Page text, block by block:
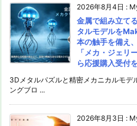
2026年8月4日 :
金属で組み立て
タルモデルを
本の触手を備え
「メカ・ジェ
ら応援購入受付
3Dメタルパズルと精密メカニカルモデ
ングブロ ...
2026年8月3日 :